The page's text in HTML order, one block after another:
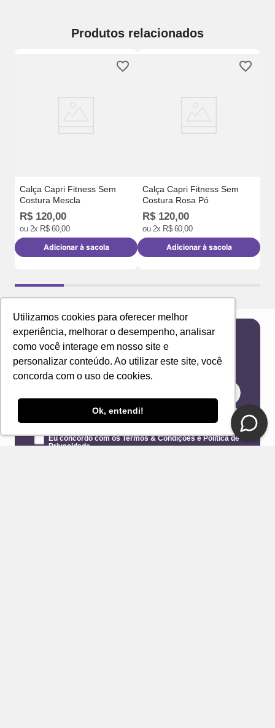
Utilizamos cookies para oferecer melhor
experiência, melhorar o desempenho, analisar
como você interage em nosso site e
personalizar conteúdo. Ao utilizar este site, você
concorda com o uso de cookies.
Ok, entendi!
Produtos relacionados
Calça Capri Fitness Sem
Costura Mescla
R$ 120,00
ou 2x R$ 60,00
Adicionar à sacola
Calça Capri Fitness Sem
Costura Rosa Pó
R$ 120,00
ou 2x R$ 60,00
Adicionar à sacola
Newsletter
Receba novidades e ofertas exclusivas em seu
e-mail!
Eu concordo com os Termos & Condições e Política de
Privacidade